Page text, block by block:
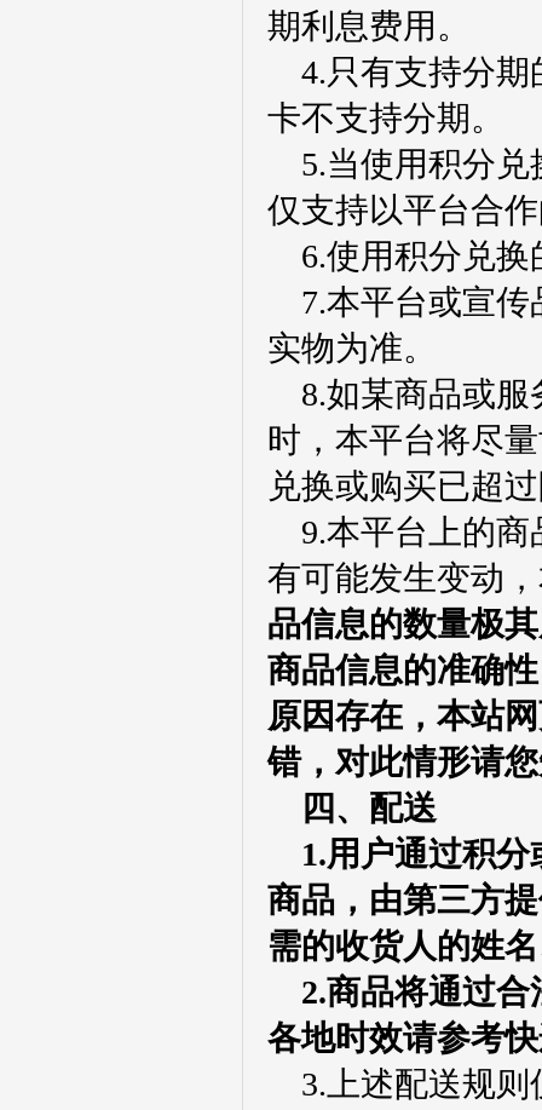
期利息费用。
4.只有支持分
卡不支持分期。
5.当使用积分
仅支持以平台合
6.使用积分兑
7.本平台或宣
实物为准。
8.如某商品或
时，本平台将尽
兑换或购买已超
9.本平台上的
有可能发生变动
品信息的数量极
商品信息的准确
原因存在，本站
错，对此情形请
四、配送
1.用户通过积
商品，由第三方
需的收货人的姓
2.商品将通过
各地时效请参考
3.上述配送规